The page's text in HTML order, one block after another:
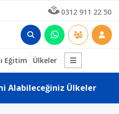
0312 911 22 50
Eğitim Ülkeler
Alabileceğiniz Ülkeler